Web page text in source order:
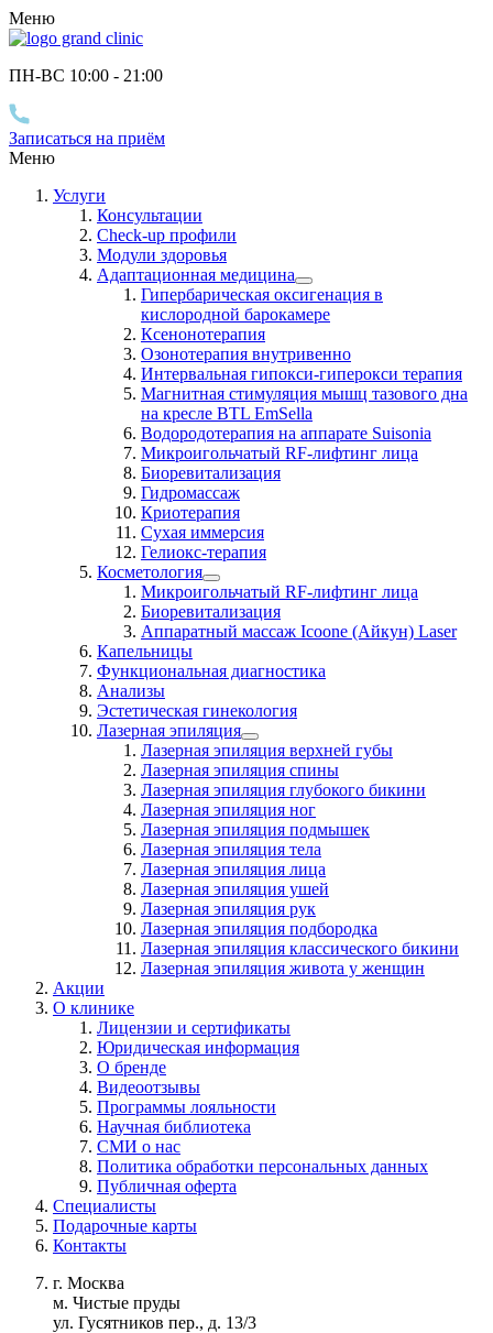
Меню
ПН-ВС 10:00 - 21 :00
Записаться на приём
Меню
Услуги
Консультации
Check-up профили
Модули здоровья
Адаптационная медицина
Гипербарическая оксигенация в
кислородной барокамере
Ксенонотерапия
Озонотерапия внутривенно
Интервальная гипокси-гиперокси терапия
Магнитная стимуляция мышц тазового дна
на кресле BTL EmSella
Водородотерапия на аппарате Suisonia
Микроигольчатый RF-лифтинг лица
Биоревитализация
Гидромассаж
Криотерапия
Сухая иммерсия
Гелиокс-терапия
Косметология
Микроигольчатый RF-лифтинг лица
Биоревитализация
Аппаратный массаж Icoone (Айкун) Laser
Капельницы
Функциональная диагностика
Анализы
Эстетическая гинекология
Лазерная эпиляция
Лазерная эпиляция верхней губы
Лазерная эпиляция спины
Лазерная эпиляция глубокого бикини
Лазерная эпиляция ног
Лазерная эпиляция подмышек
Лазерная эпиляция тела
Лазерная эпиляция лица
Лазерная эпиляция ушей
Лазерная эпиляция рук
Лазерная эпиляция подбородка
Лазерная эпиляция классического бикини
Лазерная эпиляция живота у женщин
Акции
О клинике
Лицензии и сертификаты
Юридическая информация
О бренде
Видеоотзывы
Программы лояльности
Научная библиотека
СМИ о нас
Политика обработки персональных данных
Публичная оферта
Специалисты
Подарочные карты
Контакты
г. Москва
м. Чистые пруды
ул. Гусятников пер., д. 13/3